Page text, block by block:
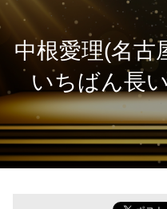
中根愛理(名古
いちばん長